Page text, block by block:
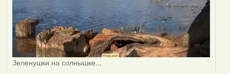
Зеленушки на солнышке...